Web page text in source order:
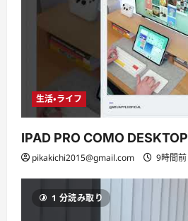
生活・ライフ
IPAD PRO COMO DESKTOP
pikakichi2015@gmail.com 9時間前
1 分読み取り